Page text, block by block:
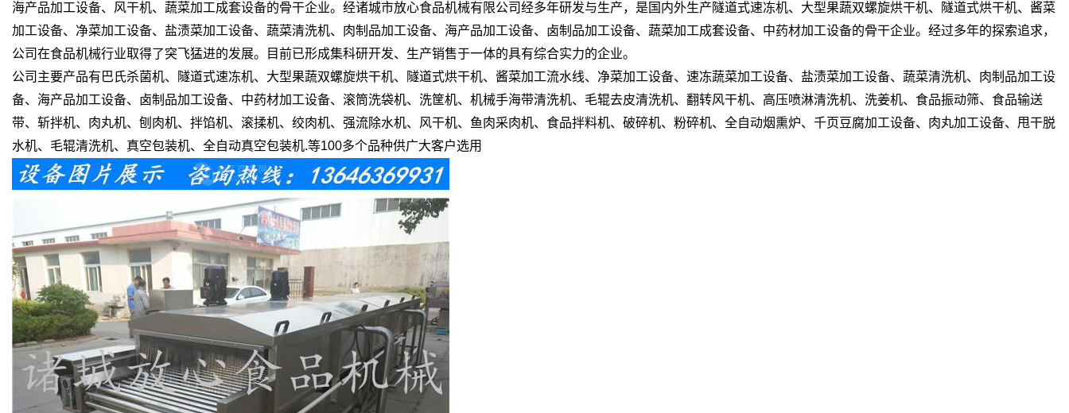
海产品加工设备、风干机、蔬菜加工成套设备的骨干企业。经诸城市放心食品机械有限公司经多年研发与生产，是国内外生产隧道式速冻机、大型果蔬双螺旋烘干机、隧道式烘干机、酱菜
加工设备、净菜加工设备、盐渍菜加工设备、蔬菜清洗机、肉制品加工设备、海产品加工设备、卤制品加工设备、蔬菜加工成套设备、中药材加工设备的骨干企业。经过多年的探索追求，
公司在食品机械行业取得了突飞猛进的发展。目前已形成集科研开发、生产销售于一体的具有综合实力的企业。
公司主要产品有巴氏杀菌机、隧道式速冻机、大型果蔬双螺旋烘干机、隧道式烘干机、酱菜加工流水线、净菜加工设备、速冻蔬菜加工设备、盐渍菜加工设备、蔬菜清洗机、肉制品加工设
备、海产品加工设备、卤制品加工设备、中药材加工设备、滚筒洗袋机、洗筐机、机械手海带清洗机、毛辊去皮清洗机、翻转风干机、高压喷淋清洗机、洗姜机、食品振动筛、食品输送
带、斩拌机、肉丸机、刨肉机、拌馅机、滚揉机、绞肉机、强流除水机、风干机、鱼肉采肉机、食品拌料机、破碎机、粉碎机、全自动烟熏炉、千页豆腐加工设备、肉丸加工设备、甩干脱
水机、毛辊清洗机、真空包装机、全自动真空包装机.等100多个品种供广大客户选用